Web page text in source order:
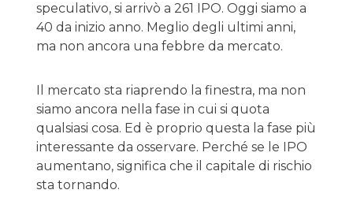
speculativo, si arrivò a 261 IPO. Oggi siamo a
40 da inizio anno. Meglio degli ultimi anni,
ma non ancora una febbre da mercato.
Il mercato sta riaprendo la finestra, ma non
siamo ancora nella fase in cui si quota
qualsiasi cosa. Ed è proprio questa la fase più
interessante da osservare. Perché se le IPO
aumentano, significa che il capitale di rischio
sta tornando.